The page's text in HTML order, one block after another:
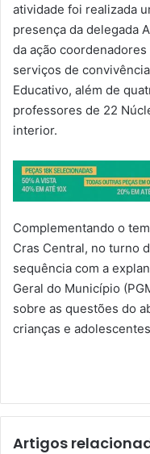
atividade foi realizada
presença da delegada
da ação
serviços de
Educativo, além de
professores de 22
interior.
Complementando o
Cras Central, no turno
sequência com a
Geral do Município
sobre as questões do
crianças e
Artigos